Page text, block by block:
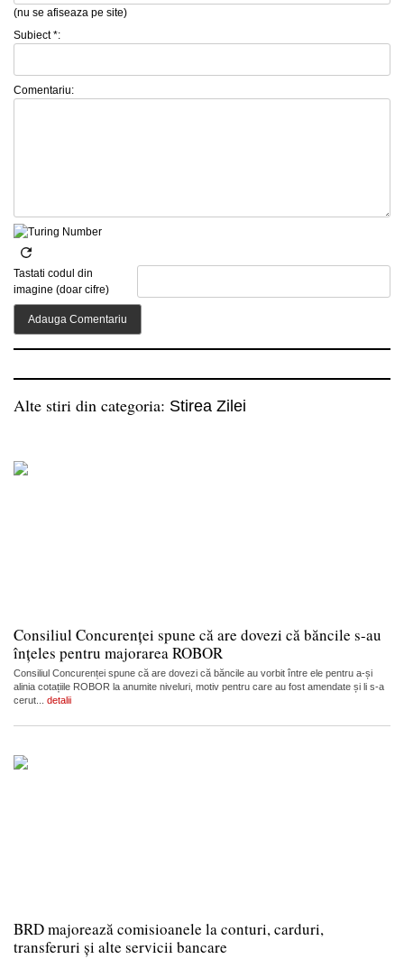
(nu se afiseaza pe site)
Subiect *:
Comentariu:
Tastati codul din
imagine (doar cifre)
Alte stiri din categoria: Stirea Zilei
Consiliul Concurenței spune că are dovezi că băncile s-au
înțeles pentru majorarea ROBOR
Consiliul Concurenței spune că are dovezi că băncile au vorbit între ele pentru a-și
alinia cotațiile ROBOR la anumite niveluri, motiv pentru care au fost amendate și li s-a
cerut... detalii
BRD majorează comisioanele la conturi, carduri,
transferuri și alte servicii bancare